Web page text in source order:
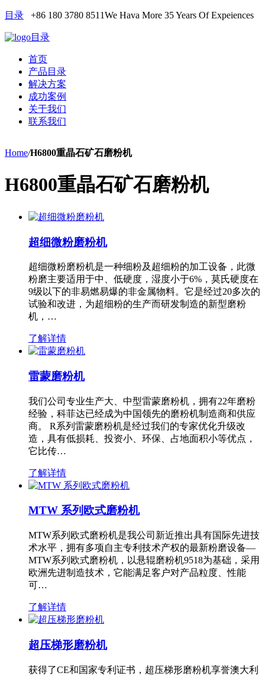
目录 +86 180 3780 8511We Hava More 35 Years Of Expeiences
目录
首页
产品目录
解决方案
成功案例
关于我们
联系我们
Home/H6800重晶石矿石磨粉机
H6800重晶石矿石磨粉机
超细微粉磨粉机
超细微粉磨粉机是一种细粉及超细粉的加工设备，此微
粉磨主要适用于中、低硬度，湿度小于6%，莫氏硬度在
9级以下的非易燃易爆的非金属物料。它是经过20多次的
试验和改进，为超细粉的生产而研发制造的新型磨粉
机，…
了解详情
雷蒙磨粉机
我们公司专业生产大、中型雷蒙磨粉机，拥有22年磨粉
经验，科菲达已经成为中国领先的磨粉机制造商和供应
商。 R系列雷蒙磨粉机是经过我们的专家优化升级改
造，具有低损耗、投资小、环保、占地面积小等优点，
它比传…
了解详情
MTW 系列欧式磨粉机
MTW系列欧式磨粉机是我公司新近推出具有国际先进技
术水平，拥有多项自主专利技术产权的最新粉磨设备—
MTW系列欧式磨粉机，以悬辊磨粉机9518为基础，采用
欧洲先进制造技术，它能满足客户对产品粒度、性能
可…
了解详情
超压梯形磨粉机
获得了CE和国家专利证书，超压梯形磨粉机享誉澳大利